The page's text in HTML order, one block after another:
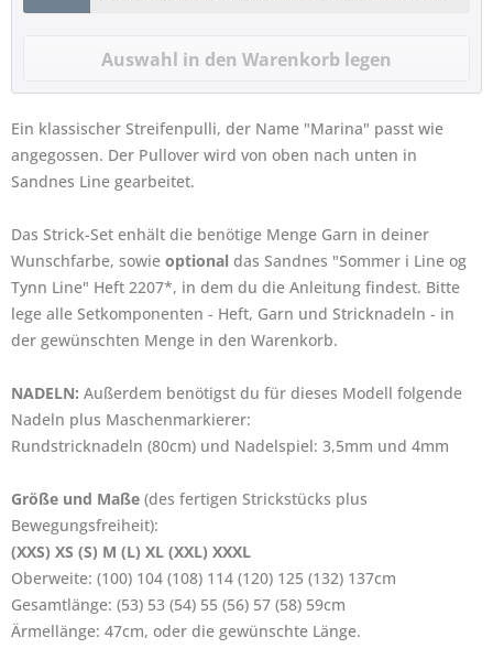
Ein klassischer Streifenpulli, der Name "Marina" passt wie
angegossen. Der Pullover wird von oben nach unten in
Sandnes Line gearbeitet.
Das Strick-Set enhält die benötige Menge Garn in deiner
Wunschfarbe, sowie optional das Sandnes "Sommer i Line og
Tynn Line" Heft 2207*, in dem du die Anleitung findest. Bitte
lege alle Setkomponenten - Heft, Garn und Stricknadeln - in
der gewünschten Menge in den Warenkorb.
NADELN: Außerdem benötigst du für dieses Modell folgende
Nadeln plus Maschenmarkierer:
Rundstricknadeln (80cm) und Nadelspiel: 3,5mm und 4mm
Größe und Maße (des fertigen Strickstücks plus
Bewegungsfreiheit):
(XXS) XS (S) M (L) XL (XXL) XXXL
Oberweite: (100) 104 (108) 114 (120) 125 (132) 137cm
Gesamtlänge: (53) 53 (54) 55 (56) 57 (58) 59cm
Ärmellänge: 47cm, oder die gewünschte Länge.